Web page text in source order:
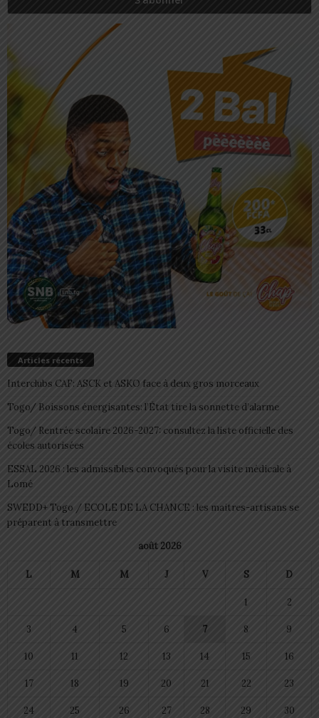
Articles récents
Interclubs CAF: ASCK et ASKO face à deux gros morceaux
Togo/ Boissons énergisantes: l’État tire la sonnette d’alarme
Togo/ Rentrée scolaire 2026-2027: consultez la liste officielle des
écoles autorisées
ESSAL 2026 : les admissibles convoqués pour la visite médicale à
Lomé
SWEDD+ Togo / ECOLE DE LA CHANCE : les maitres-artisans se
préparent à transmettre
août 2026
L M M J V S D
1 2
3 4 5 6 7 8 9
10 11 12 13 14 15 16
17 18 19 20 21 22 23
24 25 26 27 28 29 30